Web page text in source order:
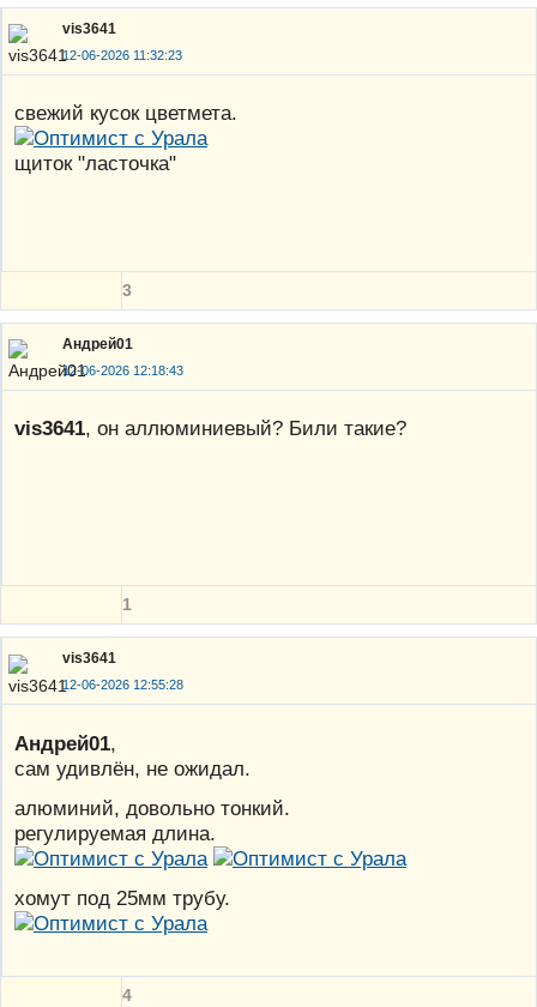
vis3641
12-06-2026 11:32:23
свежий кусок цветмета.
щиток "ласточка"
3
Андрей01
12-06-2026 12:18:43
vis3641, он аллюминиевый? Били такие?
1
vis3641
12-06-2026 12:55:28
Андрей01,
сам удивлëн, не ожидал.
алюминий, довольно тонкий.
регулируемая длина.
хомут под 25мм трубу.
4